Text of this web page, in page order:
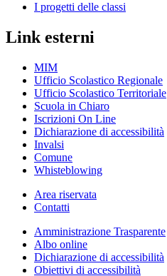
I progetti delle classi
Link esterni
MIM
Ufficio Scolastico Regionale
Ufficio Scolastico Territoriale
Scuola in Chiaro
Iscrizioni On Line
Dichiarazione di accessibilità
Invalsi
Comune
Whisteblowing
Area riservata
Contatti
Amministrazione Trasparente
Albo online
Dichiarazione di accessibilità
Obiettivi di accessibilità